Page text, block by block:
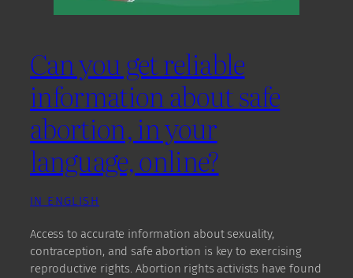
Can you get reliable
information about safe
abortion, in your
language, online?
IN ENGLISH
Access to accurate information about sexuality,
contraception, and safe abortion is key to exercising
reproductive rights. Abortion rights activists have found